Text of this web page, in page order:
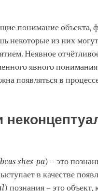
понимание
некоторые из них
Неявное
явного
появляться в
bcasshes-pa) – это
в качестве
) познания – это